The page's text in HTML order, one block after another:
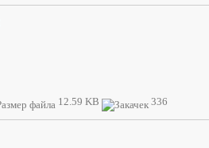
12.59 KB 336